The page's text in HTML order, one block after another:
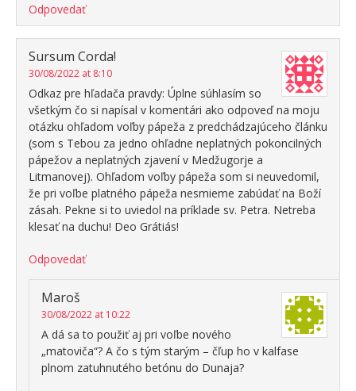
Odpovedať
Sursum Corda!
30/08/2022 at 8:10
Odkaz pre hľadača pravdy: Úplne súhlasím so
všetkým čo si napísal v komentári ako odpoveď na moju
otázku ohľadom voľby pápeža z predchádzajúceho článku
(som s Tebou za jedno ohľadne neplatných pokoncilných
pápežov a neplatných zjavení v Medžugorje a
Litmanovej). Ohľadom voľby pápeža som si neuvedomil,
že pri voľbe platného pápeža nesmieme zabúdať na Boží
zásah. Pekne si to uviedol na príklade sv. Petra. Netreba
klesať na duchu! Deo Grátiás!
Odpovedať
Maroš
30/08/2022 at 10:22
A dá sa to použiť aj pri voľbe nového
„matoviča“? A čo s tým starým – čľup ho v kalfase
plnom zatuhnutého betónu do Dunaja?